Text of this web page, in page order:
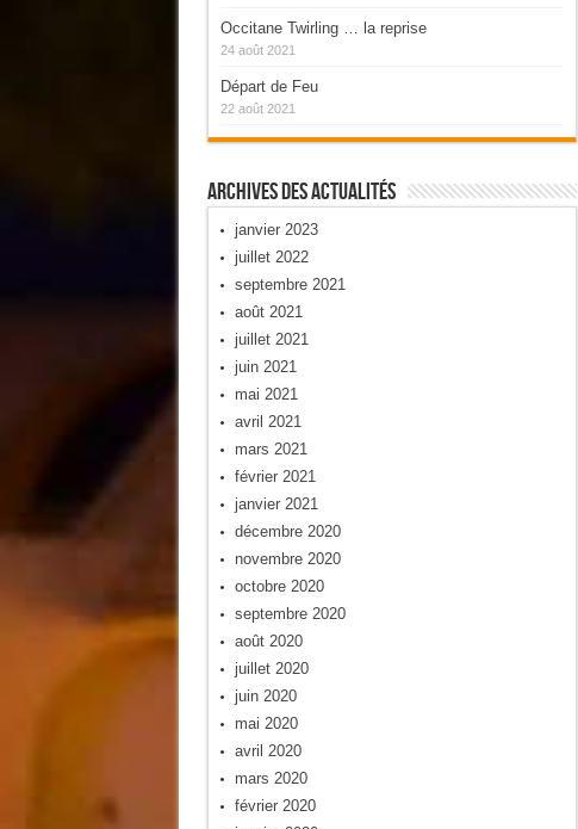
Occitane Twirling … la reprise
24 août 2021
Départ de Feu
22 août 2021
Archives Des Actualités
janvier 2023
juillet 2022
septembre 2021
août 2021
juillet 2021
juin 2021
mai 2021
avril 2021
mars 2021
février 2021
janvier 2021
décembre 2020
novembre 2020
octobre 2020
septembre 2020
août 2020
juillet 2020
juin 2020
mai 2020
avril 2020
mars 2020
février 2020